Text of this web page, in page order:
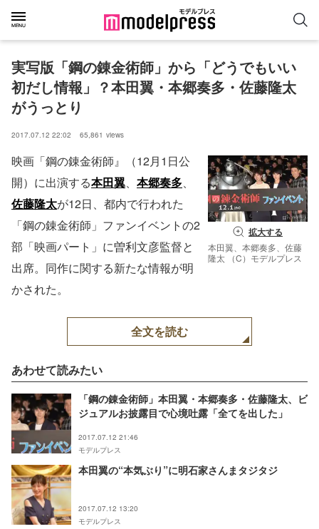
実写版「鋼の錬金術師」から「どうでもいい
初だし情報」？本田翼・本郷奏多・佐藤隆太
がうっとり
2017.07.12 22:02 65,861 views
拡大する
本田翼、本郷奏多、佐藤
隆太 （C）モデルプレス
映画「鋼の錬金術師』（12月1日公
開）に出演する本田翼、 本郷奏多、
佐藤隆太が12日、都内で行われた
「鋼の錬金術師」ファンイベントの2
部「映画パート」に曽利文彦監督と
出席。同作に関する新たな情報が明
かされた。
全文を読む
あわせて読みたい
「鋼の錬金術師」本田翼・本郷奏多・佐藤隆太、ビ
ジュアルお披露目で心境吐露「全てを出した」
2017.07.12 21:46
モデルプレス
本田翼の“本気ぶり”に明石家さんまタジタジ
2017.07.12 13:20
モデルプレス